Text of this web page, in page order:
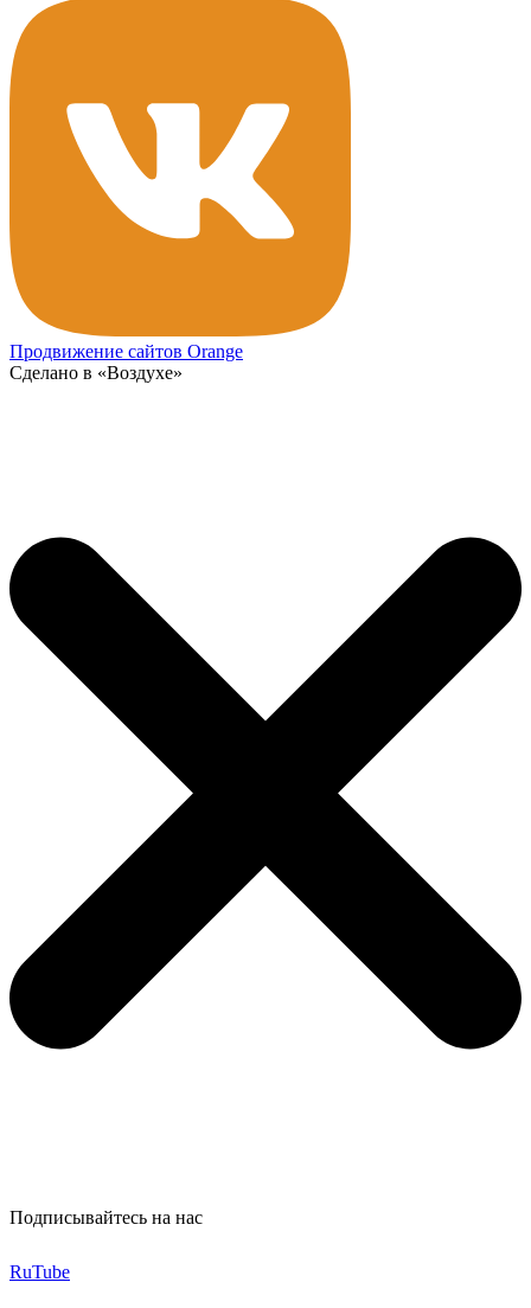
Продвижение сайтов Orange
Сделано в «Воздухе»
Подписывайтесь на нас
RuTube